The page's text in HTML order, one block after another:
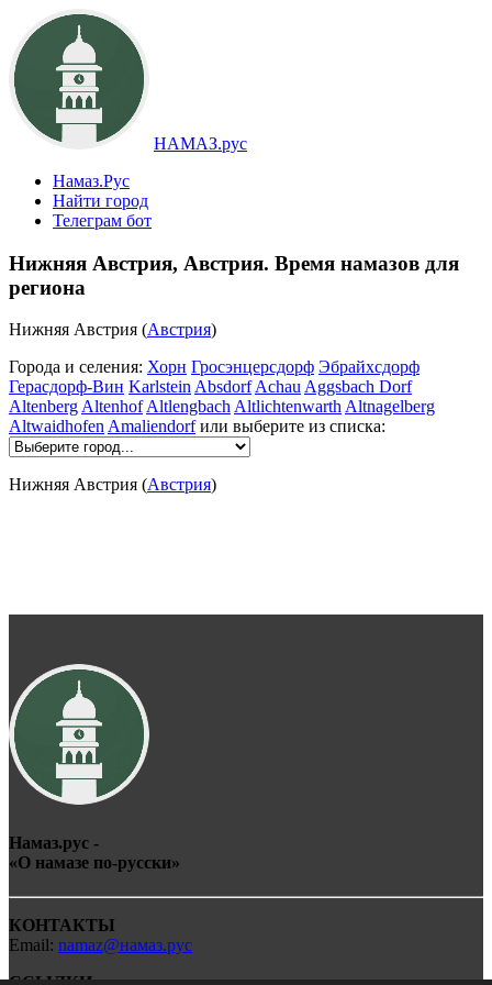
НАМАЗ.рус
Намаз.Рус
Найти город
Телеграм бот
Нижняя Австрия, Австрия. Время намазов для
региона
Нижняя Австрия (Австрия)
Города и селения: Хорн Гросэнцерсдорф Эбрайхсдорф
Герасдорф-Вин KarlsteinAbsdorfAchauAggsbach Dorf
AltenbergAltenhofAltlengbachAltlichtenwarthAltnagelberg
AltwaidhofenAmaliendorfили выберите из списка:
Нижняя Австрия (Австрия)
Намаз.рус -
«О намазе по-русски»
КОНТАКТЫ
Email: namaz@намаз.рус